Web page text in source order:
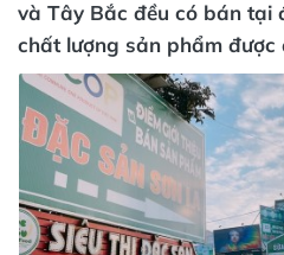
và Tây Bắc đều có bán tại
chất lượng sản phẩm được